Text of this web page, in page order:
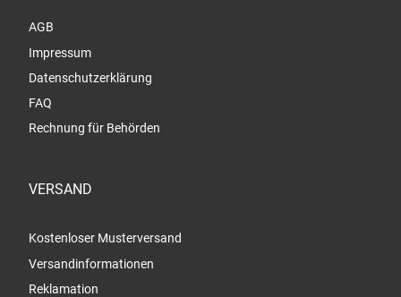
AGB
Impressum
Datenschutzerklärung
FAQ
Rechnung für Behörden
VERSAND
Kostenloser Musterversand
Versandinformationen
Reklamation